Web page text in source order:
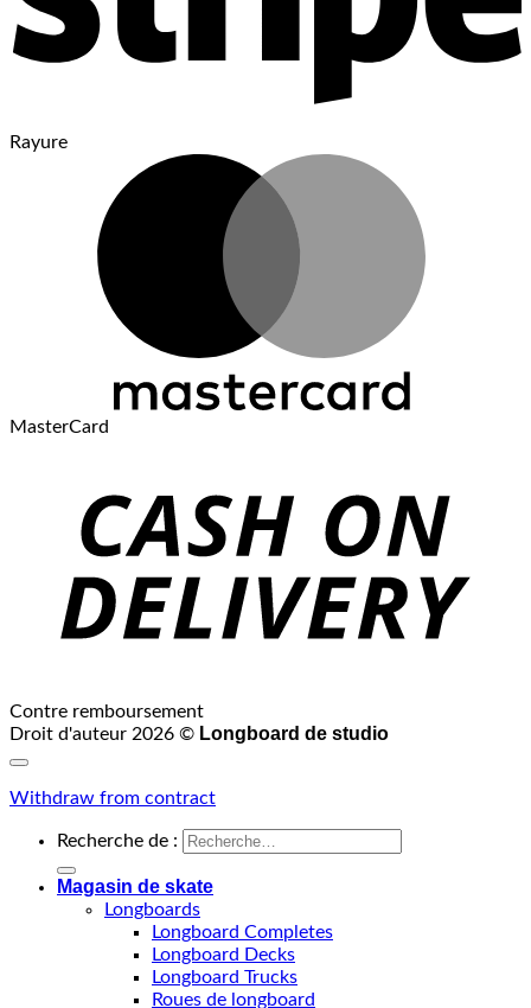
Rayure
MasterCard
Contre remboursement
Droit d'auteur 2026 © Longboard de studio
Withdraw from contract
Recherche de :
Magasin de skate
Longboards
Longboard Completes
Longboard Decks
Longboard Trucks
Roues de longboard